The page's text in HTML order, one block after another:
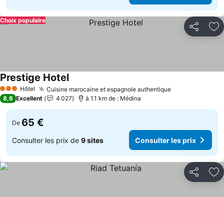
Partager
Choix populaire
3 ÉtoilesHôtel Cuisine marocaine et espagnole authentiqueConsulter les
Prestige HotelConsulter les prix
8,6 Excellent 4 027 à 1.1 km de : Médina
De 65 €
Consulter les prix de 9 sites Consulter les prix
Partager